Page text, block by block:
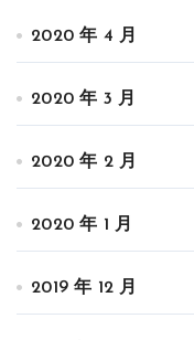
2020 年 4 月
2020 年 3 月
2020 年 2 月
2020 年 1 月
2019 年 12 月